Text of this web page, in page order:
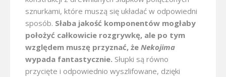
sznurkami, które muszą się układać w odpowiedni
sposób. Słaba jakość komponentów mogłaby
położyć całkowicie rozgrywkę, ale po tym
względem muszę przyznać, że Nekojima
wypada fantastycznie. Słupki są równo
przycięte i odpowiednio wyszlifowane, dzięki